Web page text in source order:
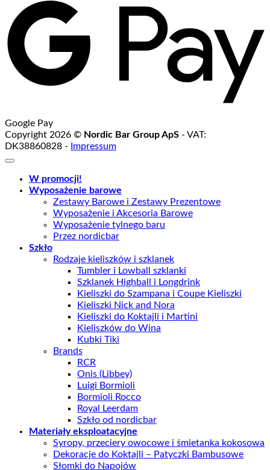
Google Pay
Copyright 2026 © Nordic Bar Group ApS - VAT:
DK38860828 -
Impressum
W promocji!
Wyposażenie barowe
Zestawy Barowe i Zestawy Prezentowe
Wyposażenie i Akcesoria Barowe
Wyposażenie tylnego baru
Przez nordicbar
Szkło
Rodzaje kieliszków i szklanek
Tumbler i Lowball szklanki
Szklanek Highball i Longdrink
Kieliszki do Szampana i Coupe Kieliszki
Kieliszki Nick and Nora
Kieliszki do Koktajli i Martini
Kieliszków do Wina
Kubki Tiki
Brands
RCR
Onis (Libbey)
Luigi Bormioli
Bormioli Rocco
Royal Leerdam
Szkło od nordicbar
Materiały eksploatacyjne
Syropy, przeciery owocowe i śmietanka kokosowa
Dekoracje do Koktajli – Patyczki Bambusowe
Słomki do Napojów